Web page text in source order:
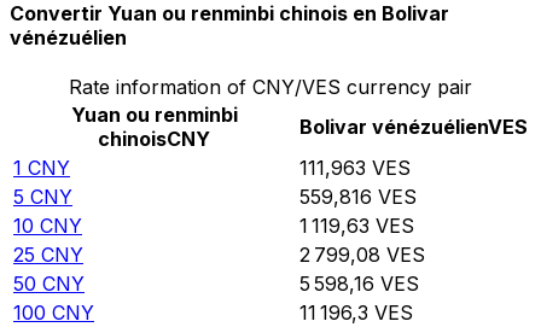
Convertir Yuan ou renminbi chinois en Bolivar
vénézuélien
Rate information of CNY/VES currency pair
Yuan ou renminbi
chinoisCNY Bolivar vénézuélienVES
1 CNY 111,963 VES
5 CNY 559,816 VES
10 CNY 1 119,63 VES
25 CNY 2 799,08 VES
50 CNY 5 598,16 VES
100 CNY 11 196,3 VES